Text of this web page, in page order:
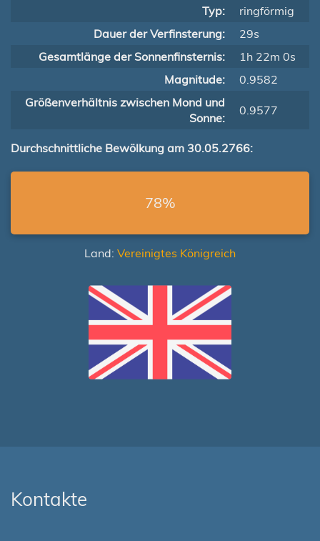
Typ:
ringförmig
Dauer der Verfinsterung:
29s
Gesamtlänge der Sonnenfinsternis:
1h 22m 0s
Magnitude:
0.9582
Größenverhältnis zwischen Mond und
Sonne:
0.9577
Durchschnittliche Bewölkung am 30.05.2766:
78%
Land: Vereinigtes Königreich
Kontakte